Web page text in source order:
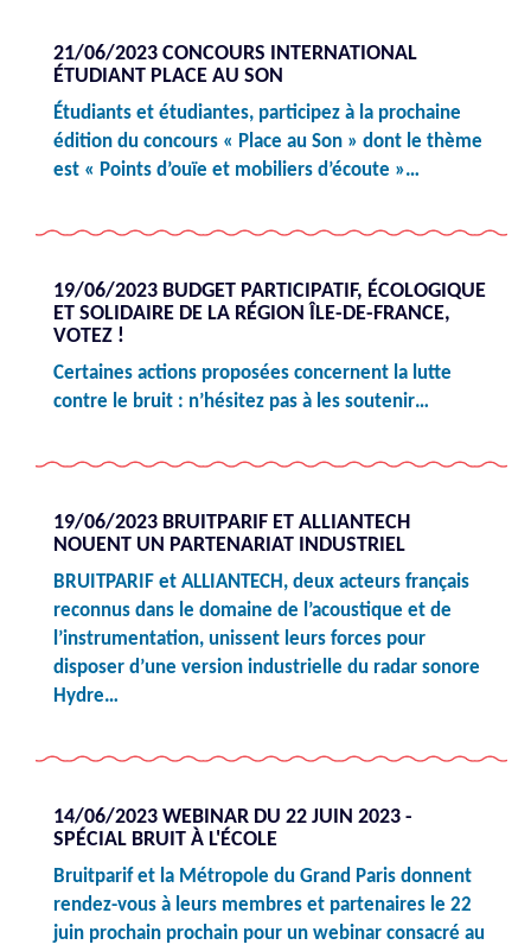
21/06/2023 CONCOURS INTERNATIONAL
ÉTUDIANT PLACE AU SON
Étudiants et étudiantes, participez à la prochaine
édition du concours « Place au Son » dont le thème
est « Points d’ouïe et mobiliers d’écoute »…
19/06/2023 BUDGET PARTICIPATIF, ÉCOLOGIQUE
ET SOLIDAIRE DE LA RÉGION ÎLE-DE-FRANCE,
VOTEZ !
Certaines actions proposées concernent la lutte
contre le bruit : n’hésitez pas à les soutenir…
19/06/2023 BRUITPARIF ET ALLIANTECH
NOUENT UN PARTENARIAT INDUSTRIEL
BRUITPARIF et ALLIANTECH, deux acteurs français
reconnus dans le domaine de l’acoustique et de
l’instrumentation, unissent leurs forces pour
disposer d’une version industrielle du radar sonore
Hydre…
14/06/2023 WEBINAR DU 22 JUIN 2023 -
SPÉCIAL BRUIT À L'ÉCOLE
Bruitparif et la Métropole du Grand Paris donnent
rendez-vous à leurs membres et partenaires le 22
juin prochain prochain pour un webinar consacré au